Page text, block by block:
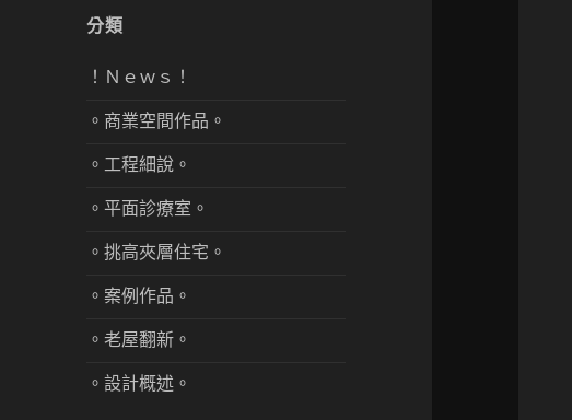
分類
！Ｎｅｗｓ！
。商業空間作品。
。工程細說。
。平面診療室。
。挑高夾層住宅。
。案例作品。
。老屋翻新。
。設計概述。